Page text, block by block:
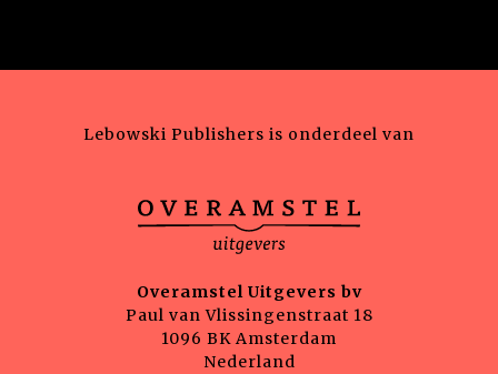
Lebowski Publishers is onderdeel van
Overamstel Uitgevers bv
Paul van Vlissingenstraat 18
1096 BK Amsterdam
Nederland